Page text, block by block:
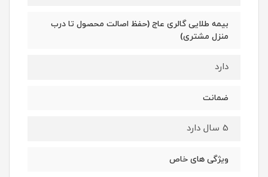
بیمه طلایی گالری عاج (حفظ اصالت محصول تا درب
منزل مشتری)
دارد
ضمانت
5 سال دارد
ویژگی های خاص